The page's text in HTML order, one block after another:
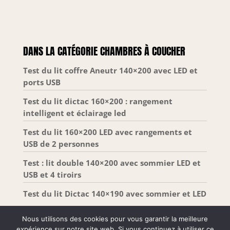
pratique, les matelas à ressort et mémoire de
forme se déploient facilement et reprennent leur
SÉRÉNITÉ GARANTIE : Tous les matelas Zinus
bénéficient d’une garantie limitée de 10 ans incluse
; Un véritable gage de qualité et de durabilité pour
un sommeil réparateur durable
DANS LA CATÉGORIE CHAMBRES À COUCHER
Test du lit coffre Aneutr 140×200 avec LED et
ports USB
Test du lit dictac 160×200 : rangement
intelligent et éclairage led
Test du lit 160×200 LED avec rangements et
USB de 2 personnes
Test : lit double 140×200 avec sommier LED et
USB et 4 tiroirs
Test du lit Dictac 140×190 avec sommier et LED
Nous utilisons des cookies pour vous garantir la meilleure